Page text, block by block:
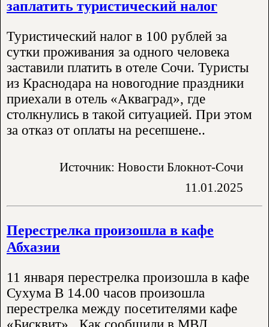
заплатить туристический налог
Туристический налог в 100 рублей за
сутки проживания за одного человека
заставили платить в отеле Сочи. Туристы
из Краснодара на новогодние праздники
приехали в отель «Акваград», где
столкнулись в такой ситуацией. При этом
за отказ от оплаты на ресепшене..
Источник: Новости Блокнот-Сочи
11.01.2025
Перестрелка произошла в кафе
Абхазии
11 января перестрелка произошла в кафе
Сухума В 14.00 часов произошла
перестрелка между посетителями кафе